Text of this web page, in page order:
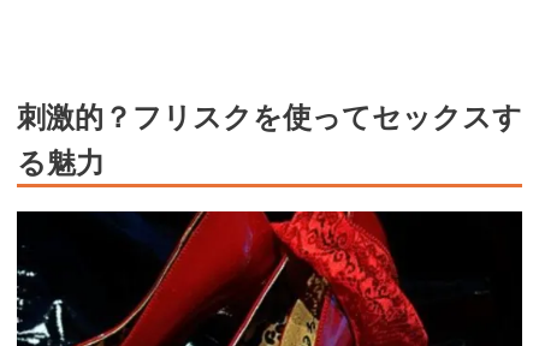
刺激的？フリスクを使ってセックスす
る魅力